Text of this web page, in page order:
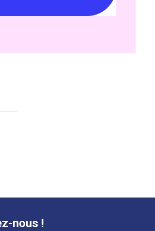
nous !